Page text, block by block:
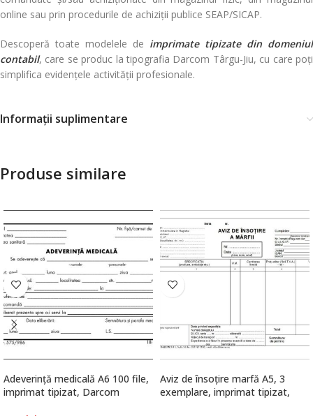
online sau prin procedurile de achiziții publice SEAP/SICAP.
Descoperă toate modelele de imprimate tipizate din domeniul
contabil, care se produc la tipografia Darcom Târgu-Jiu, cu care poți
simplifica evidențele activității profesionale.
Informații suplimentare
Produse similare
Adeverință medicală A6 100 file,
imprimat tipizat, Darcom
Aviz de însoțire marfă A5, 3
exemplare, imprimat tipizat,